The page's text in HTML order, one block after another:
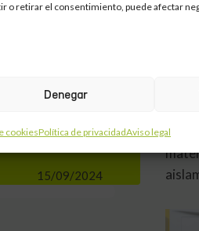
o retirar el consentimiento, puede afectar
Denegar
cookiesPolítica de privacidadAviso legal
frío
15/09/2024